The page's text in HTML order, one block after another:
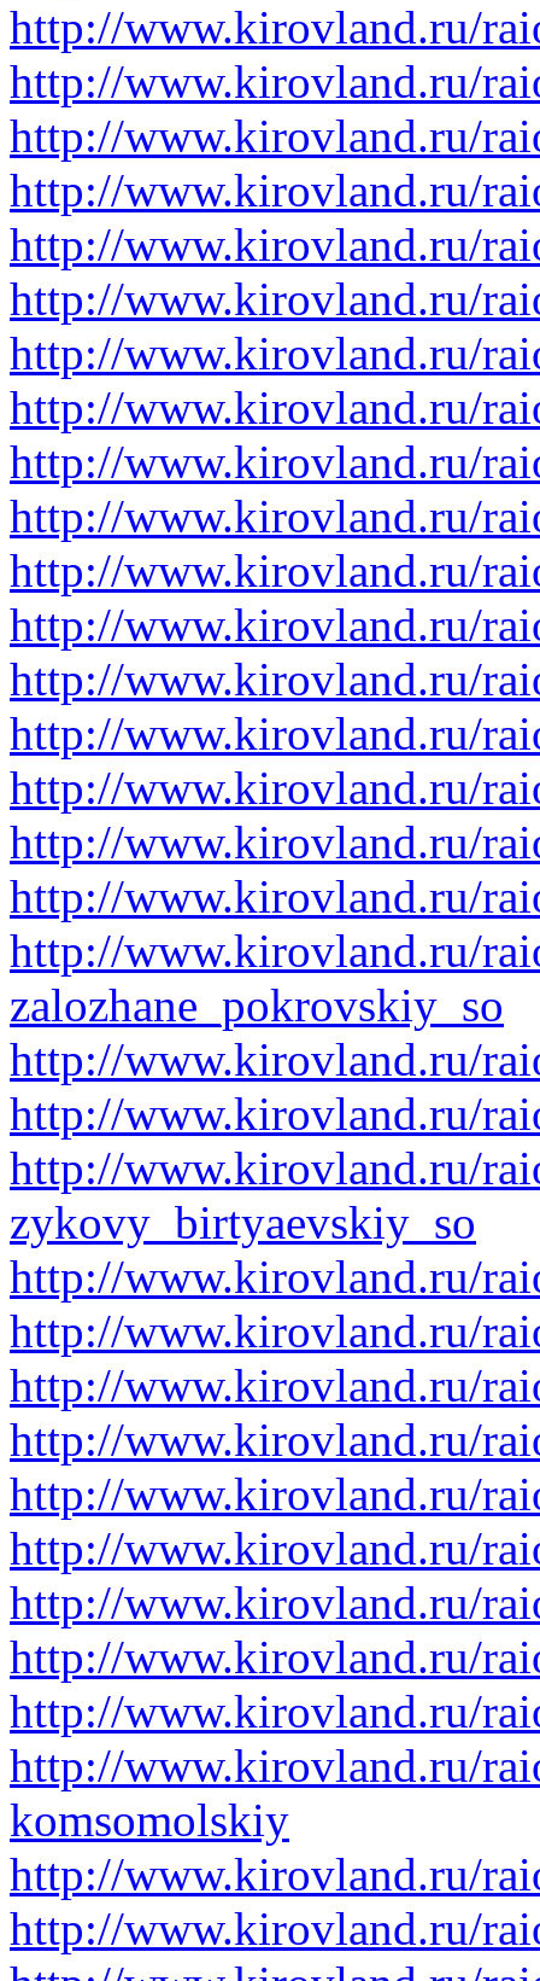
http://www.kirovland.ru/
http://www.kirovland.ru/
http://www.kirovland.ru/
http://www.kirovland.ru/
http://www.kirovland.ru/
http://www.kirovland.ru/
http://www.kirovland.ru/
http://www.kirovland.ru/
http://www.kirovland.ru/
http://www.kirovland.ru/
http://www.kirovland.ru/
http://www.kirovland.ru/
http://www.kirovland.ru/
http://www.kirovland.ru/
http://www.kirovland.ru/
http://www.kirovland.ru/
http://www.kirovland.ru/
http://www.kirovland.ru/
zalozhane_pokrovskiy_so
http://www.kirovland.ru/
http://www.kirovland.ru/
http://www.kirovland.ru/
zykovy_birtyaevskiy_so
http://www.kirovland.ru/
http://www.kirovland.ru/
http://www.kirovland.ru/
http://www.kirovland.ru/
http://www.kirovland.ru/
http://www.kirovland.ru/
http://www.kirovland.ru/
http://www.kirovland.ru/
http://www.kirovland.ru/
http://www.kirovland.ru/
komsomolskiy
http://www.kirovland.ru/
http://www.kirovland.ru/